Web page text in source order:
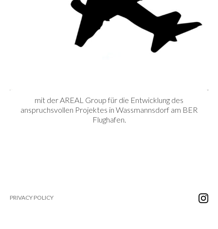
mit der AREAL Group für die Entwicklung des
anspruchsvollen Projektes in Wassmannsdorf am BER
Flughafen.
PRIVACY POLICY